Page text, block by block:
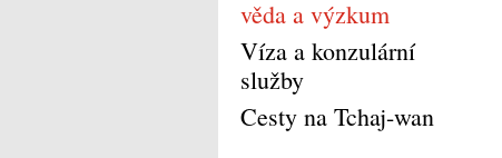
věda a výzkum
Víza a konzulární
služby
Cesty na Tchaj-wan